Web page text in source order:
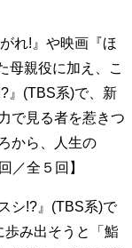
れ!』や映画『ほ
母親役に加え、こ
』(TBS系)で、新
で見る者を惹きつ
から、人生の
／全５回】
シ!?』(TBS系)で
み出そうと「鮨